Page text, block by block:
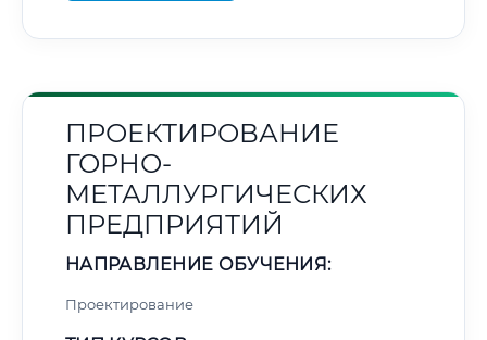
ПРОЕКТИРОВАНИЕ
ГОРНО-
МЕТАЛЛУРГИЧЕСКИХ
ПРЕДПРИЯТИЙ
НАПРАВЛЕНИЕ ОБУЧЕНИЯ:
Проектирование